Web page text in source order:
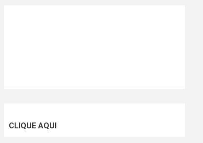
CLIQUE AQUI